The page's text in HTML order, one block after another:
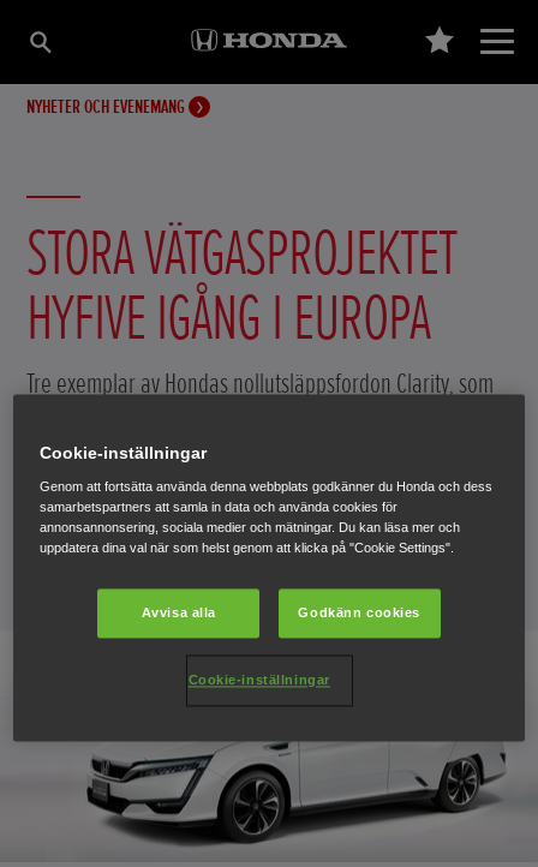
NYHETER OCH EVENEMANG
STORA VÄTGASPROJEKTET
HYFIVE IGÅNG I EUROPA
Tre exemplar av Hondas nollutsläppsfordon Clarity, som
från och med hösten i ett EU-projekt kallat HyFIVE-
projektet. HyFIVE står för Hydrogen For Innovative
Vehicles (vätgas för innovativa fordon).
11 april 2016
Cookie-inställningar
Genom att fortsätta använda denna webbplats godkänner du Honda och dess
samarbetspartners att samla in data och använda cookies för
annonsannonsering, sociala medier och mätningar. Du kan läsa mer och
uppdatera dina val när som helst genom att klicka på "Cookie Settings".
Avvisa alla Godkänn cookies
Cookie-inställningar